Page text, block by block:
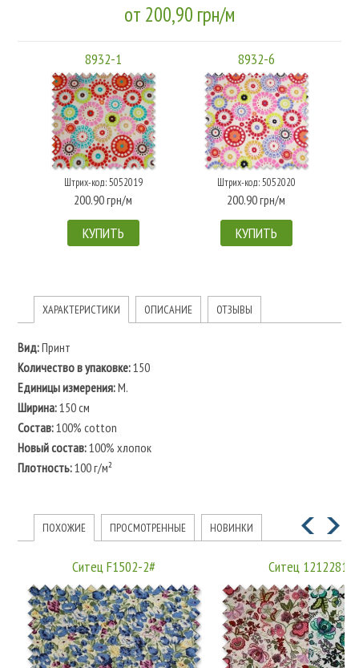
от 200,90 грн/м
8932-1
Штрих-код: 5052019
200.90 грн/м
КУПИТЬ
8932-6
Штрих-код: 5052020
200.90 грн/м
КУПИТЬ
ХАРАКТЕРИСТИКИ ОПИСАНИЕ ОТЗЫВЫ
Вид:Принт
Количество в упаковке:150
Единицы измерения:М.
Ширина:150 см
Состав:100% cotton
Новый состав:100% хлопок
Плотность:100 г/м²
ПОХОЖИЕ ПРОСМОТРЕННЫЕ НОВИНКИ
Ситец F1502-2# Ситец 1212281